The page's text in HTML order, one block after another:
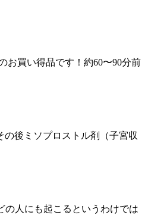
お買い得品です！約60〜90分前
後ミソプロストル剤（子宮収
の人にも起こるというわけでは